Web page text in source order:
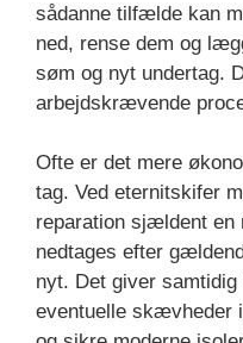
sådanne tilfælde kan
ned, rense dem og
søm og nyt undertag.
arbejdskrævende
Ofte er det mere
tag. Ved eternitskifer
reparation sjældent en
nedtages efter
nyt. Det giver
eventuelle skævheder